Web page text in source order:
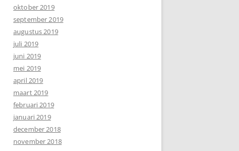
oktober 2019
september 2019
augustus 2019
juli 2019
juni 2019
mei 2019
april 2019
maart 2019
februari 2019
januari 2019
december 2018
november 2018